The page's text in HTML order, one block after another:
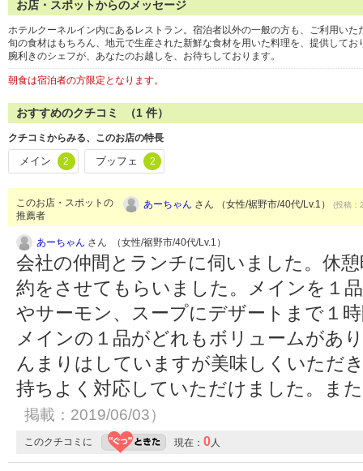
お店・スポットからのメッセージ
ホテルクーネルイン内にあるレストラン。宿泊者以外の一般の方も、ご利用いた
旬の食材はもちろん、地元で生産された新鮮な食材を用いた料理を、提供してお
腕利きのシェフが、あなたのお越しを、お待ちしております。
朝食は宿泊者の方限定となります。
おすすめのクチコミ （1 件）
クチコミからみる、このお店の特長
メイン 2 ブッフェ 2
このお店・スポットの
推薦者
あーちゃん さん （女性/裾野市/40代/Lv.1） (投稿
あーちゃん さん （女性/裾野市/40代/Lv.1）
会社の仲間とランチに伺いました。休
約をさせてもらいました。メインを１
やサーモン、スープにデザートまで１
メインの１品がどれもボリュームがあ
んまりはしていますが美味しくいただ
持ちよく対応していただけました。ま
掲載：2019/06/03）
このクチコミに 現在： 0 人